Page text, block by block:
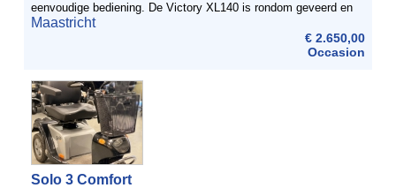
eenvoudige bediening. De Victory XL140 is rondom geveerd en
voor zelfs voorzien van schijfremmen. Daardoor is het ...
Maastricht
€ 2.650,00
Occasion
Solo 3 Comfort